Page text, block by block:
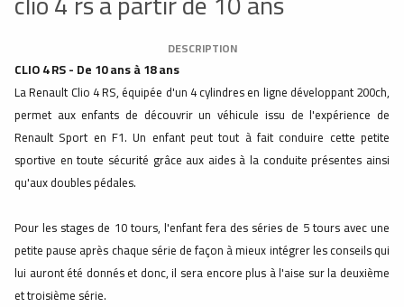
DESCRIPTION
CLIO 4 RS - De 10 ans à 18 ans
La Renault Clio 4 RS, équipée d'un 4 cylindres en ligne développant 200ch,
permet aux enfants de découvrir un véhicule issu de l'expérience de
Renault Sport en F1. Un enfant peut tout à fait conduire cette petite
sportive en toute sécurité grâce aux aides à la conduite présentes ainsi
qu'aux doubles pédales.
Pour les stages de 10 tours, l'enfant fera des séries de 5 tours avec une
petite pause après chaque série de façon à mieux intégrer les conseils qui
lui auront été donnés et donc, il sera encore plus à l'aise sur la deuxième
et troisième série.